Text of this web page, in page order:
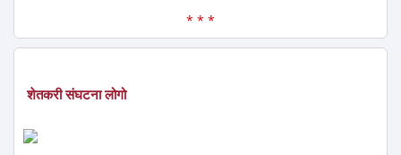
* * *
शेतकरी संघटना लोगो